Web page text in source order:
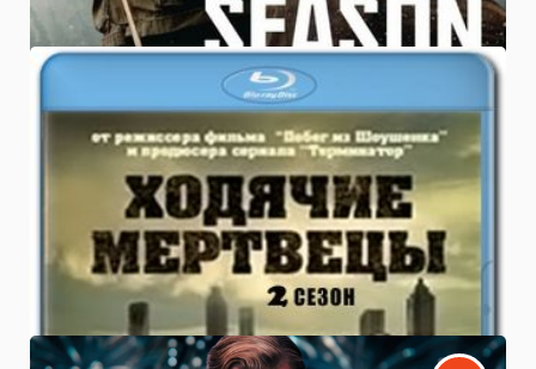
ФИЛЬМЫ
02.09.2013
Скачать сериал Ходячие мертвецы
2 сезон бесплатно